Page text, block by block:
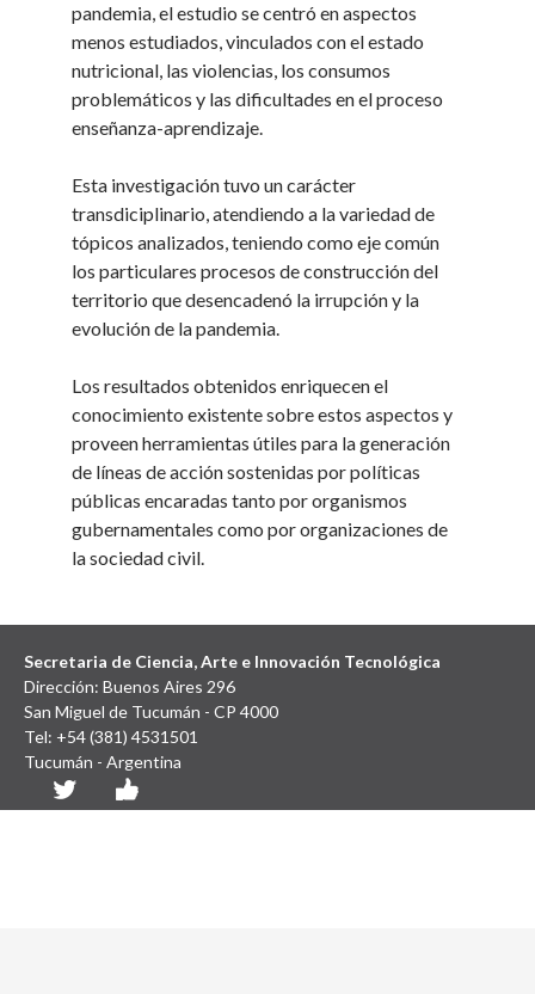
pandemia, el estudio se centró en aspectos
menos estudiados, vinculados con el estado
nutricional, las violencias, los consumos
problemáticos y las dificultades en el proceso
enseñanza-aprendizaje.
Esta investigación tuvo un carácter
transdiciplinario, atendiendo a la variedad de
tópicos analizados, teniendo como eje común
los particulares procesos de construcción del
territorio que desencadenó la irrupción y la
evolución de la pandemia.
Los resultados obtenidos enriquecen el
conocimiento existente sobre estos aspectos y
proveen herramientas útiles para la generación
de líneas de acción sostenidas por políticas
públicas encaradas tanto por organismos
gubernamentales como por organizaciones de
la sociedad civil.
Secretaria de Ciencia, Arte e Innovación Tecnológica
Dirección: Buenos Aires 296
San Miguel de Tucumán - CP 4000
Tel: +54 (381) 4531501
Tucumán - Argentina